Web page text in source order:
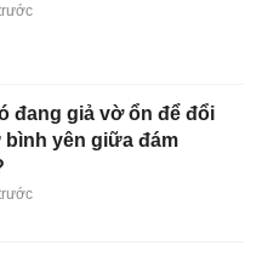
đang giả vờ ổn để đổi
bình yên giữa đám